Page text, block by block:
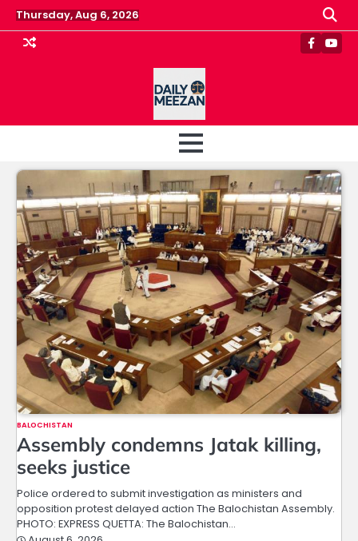
Skip
to
content
Thursday, Aug 6, 2026
BALOCHISTAN
Assembly condemns Jatak killing,
seeks justice
Police ordered to submit investigation as ministers and
opposition protest delayed action The Balochistan Assembly.
PHOTO: EXPRESS QUETTA: The Balochistan…